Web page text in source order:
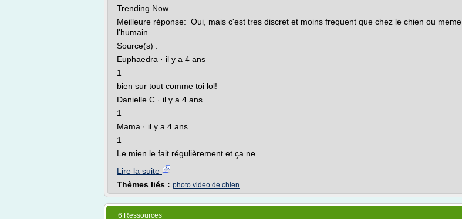
Trending Now
Meilleure réponse: Oui, mais c'est tres discret et moins frequent que chez le chien ou meme
l'humain
Source(s) :
Euphaedra · il y a 4 ans
1
bien sur tout comme toi lol!
Danielle C · il y a 4 ans
1
Mama · il y a 4 ans
1
Le mien le fait régulièrement et ça ne...
Lire la suite
Thèmes liés : photo video de chien
6 Ressources